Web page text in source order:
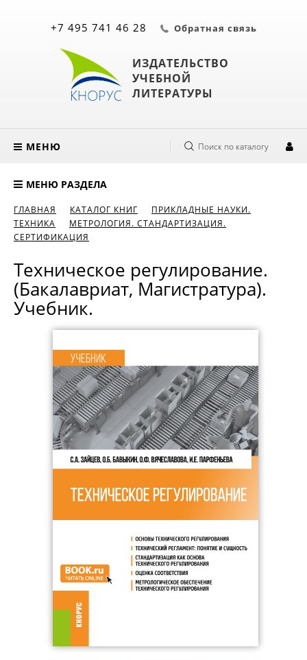
ИЗДАТЕЛЬСТВО
УЧЕБНОЙ
ЛИТЕРАТУРЫ
+7 495 741 46 28 Обратная связь
МЕНЮ Поиск по каталогу
МЕНЮ РАЗДЕЛА
ГЛАВНАЯ КАТАЛОГ КНИГ
ПРИКЛАДНЫЕ НАУКИ.
ТЕХНИКА
МЕТРОЛОГИЯ. СТАНДАРТИЗАЦИЯ.
СЕРТИФИКАЦИЯ
Техническое регулирование.
(Бакалавриат, Магистратура).
Учебник.